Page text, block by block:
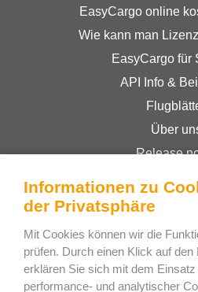
EasyCargo online
Wie kann man
EasyCargo für
API Info &
Über
Release
Bee
Informationen zu
der Privatsphäre
Mit Cookies können wir die
prüfen. Durch einen Klick auf den
erklären Sie sich mit dem
performance- und analytischer